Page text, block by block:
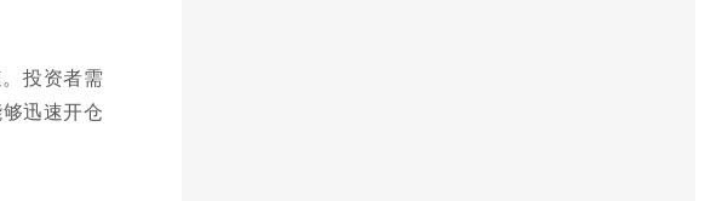
投资者需
迅速开仓